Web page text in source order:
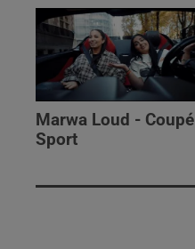
Marwa Loud - Coupé
Sport